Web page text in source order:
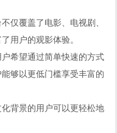
仅覆盖了电影、电视剧、
用户的观影体验。
希望通过简单快速的方式
够以更低门槛享受丰富的
背景的用户可以更轻松地